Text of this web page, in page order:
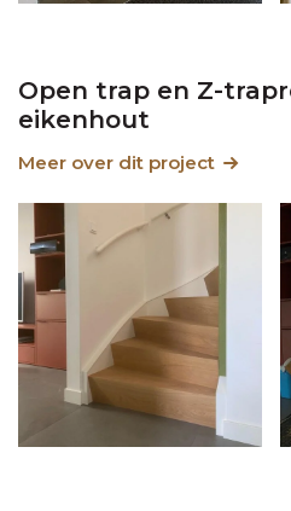
Open trap en Z-
eikenhout
Meer over dit project